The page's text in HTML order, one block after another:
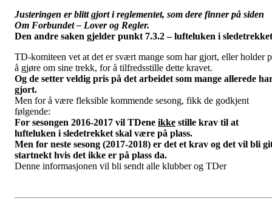
Justeringen er blitt gjort i reglementet, som dere finner på siden
Om Forbundet – Lover og Regler.
Den andre saken gjelder punkt 7.3.2 – lufteluken i
TD-komiteen vet at det er svært mange som har gjort, eller holder
å gjøre om sine trekk, for å tilfredsstille dette kravet.
Og de setter veldig pris på det arbeidet som mange allerede
gjort.
Men for å være fleksible kommende sesong, fikk de godkjent
følgende:
For sesongen 2016-2017 vil TDene ikke stille krav til at
lufteluken i sledetrekket skal være på plass.
Men for neste sesong (2017-2018) er det et krav og det vil bli
startnekt hvis det ikke er på plass da.
Denne informasjonen vil bli sendt alle klubber og TDer